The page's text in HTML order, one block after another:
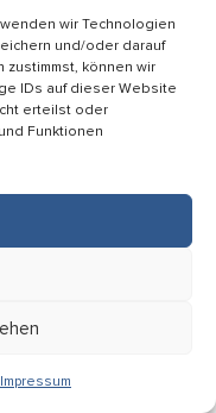
wir Technologien
und/oder darauf
können wir
IDs auf dieser Website
erteilst oder
Funktionen
Impressum
mit den